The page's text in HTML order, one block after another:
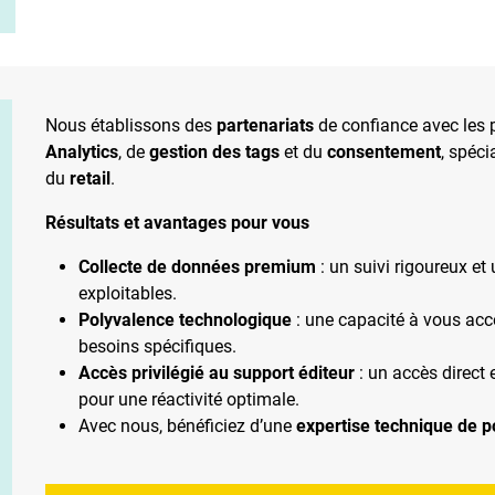
Nous établissons despartenariats de confiance avec
Analytics, degestion des tags et duconsentement,
duretail.
Résultats et avantages pour vous
Collecte de données premium : un suivi rigoureux et
exploitables.
Polyvalence technologique : une capacité à vous
besoins spécifiques.
Accès privilégié au support éditeur : un accès direct
pour une réactivité optimale.
Avec nous, bénéficiez d’uneexpertise technique de